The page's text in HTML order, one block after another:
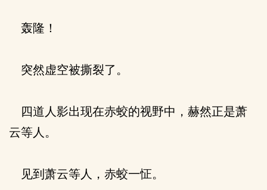
轰隆！
突然虚空被撕裂了。
四道人影出现在赤蛟的视野中，赫然正是萧
云等人。
见到萧云等人，赤蛟一怔。